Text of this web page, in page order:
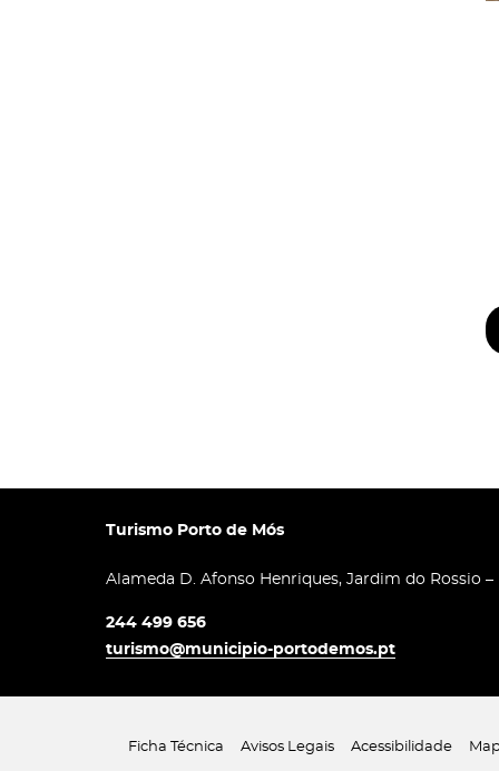
Turismo Porto de Mós
Alameda D. Afonso Henriques, Jardim do Rossio
244 499 656
turismo@municipio-portodemos.pt
Ficha Técnica Avisos Legais Acessibilidade